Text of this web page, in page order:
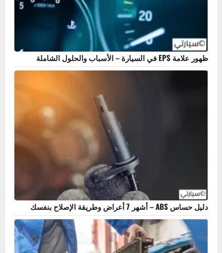
هل عندك مشكلة في سيارتك؟
بحث